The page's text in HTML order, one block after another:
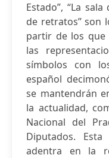
Estado”, “La
de retratos” son
partir de los que
las
símbolos con
español
se mantendrán
la actualidad,
Nacional del
Diputados.
adentra en la